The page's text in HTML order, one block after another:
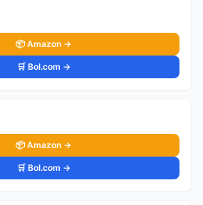
📦 Amazon →
🛒 Bol.com →
📦 Amazon →
🛒 Bol.com →